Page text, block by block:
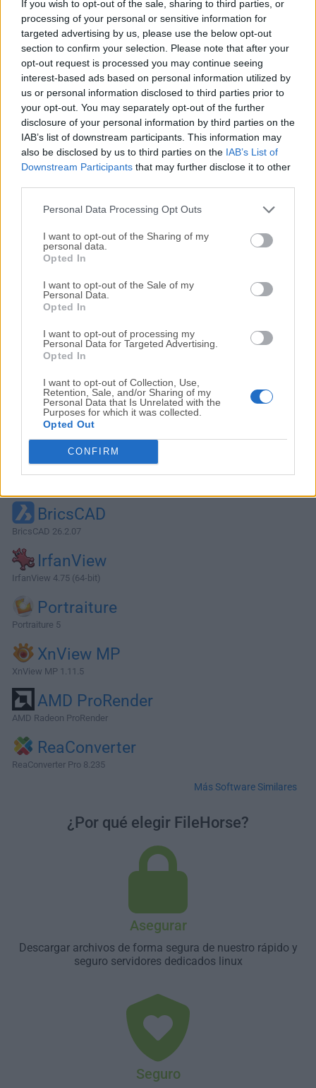
If you wish to opt-out of the sale, sharing to third parties, or
processing of your personal or sensitive information for
targeted advertising by us, please use the below opt-out
section to confirm your selection. Please note that after your
opt-out request is processed you may continue seeing
interest-based ads based on personal information utilized by
us or personal information disclosed to third parties prior to
your opt-out. You may separately opt-out of the further
disclosure of your personal information by third parties on the
IAB’s list of downstream participants. This information may
also be disclosed by us to third parties on the IAB’s List of
Downstream Participants that may further disclose it to other
Personal Data Processing Opt Outs
I want to opt-out of the Sharing of my
personal data.
Opted In
I want to opt-out of the Sale of my
Personal Data.
Opted In
I want to opt-out of processing my
Personal Data for Targeted Advertising.
Opted In
I want to opt-out of Collection, Use,
Retention, Sale, and/or Sharing of my
Personal Data that Is Unrelated with the
Purposes for which it was collected.
Opted Out
CONFIRM
te permite crear, riggear y animar tus propios NFTs basados
en vóxeles. Véndelos en el mercado de The Sandbox y
descubre un nuevo mundo.VoxEdit es la única herramienta
capaz de exportar activos al Marketplace. Instala VoxEdit
para PC con Windows y empieza a crear. ¡Disfruta! Usa los
3 módulos principales para crear activos para el juego
SandBox: Modeler, Animator y Block Editor.ModelerEl
módulo de modelado de vóxeles te permite dar forma a tus
ideas y convertirlas en activos para luego pintarlas. Los
modelos creados se almacenan en archivos VXM
activo.AnimatorTe pe...Lee mas »
Alternativas y Software Similar
BricsCAD
BricsCAD 26.2.07
IrfanView
IrfanView 4.75 (64-bit)
Portraiture
Portraiture 5
XnView MP
XnView MP 1.11.5
AMD ProRender
AMD Radeon ProRender
ReaConverter
ReaConverter Pro 8.235
Más Software Similares
¿Por qué elegir FileHorse?
Asegurar
Descargar archivos de forma segura de nuestro rápido y
seguro servidores dedicados linux
Seguro